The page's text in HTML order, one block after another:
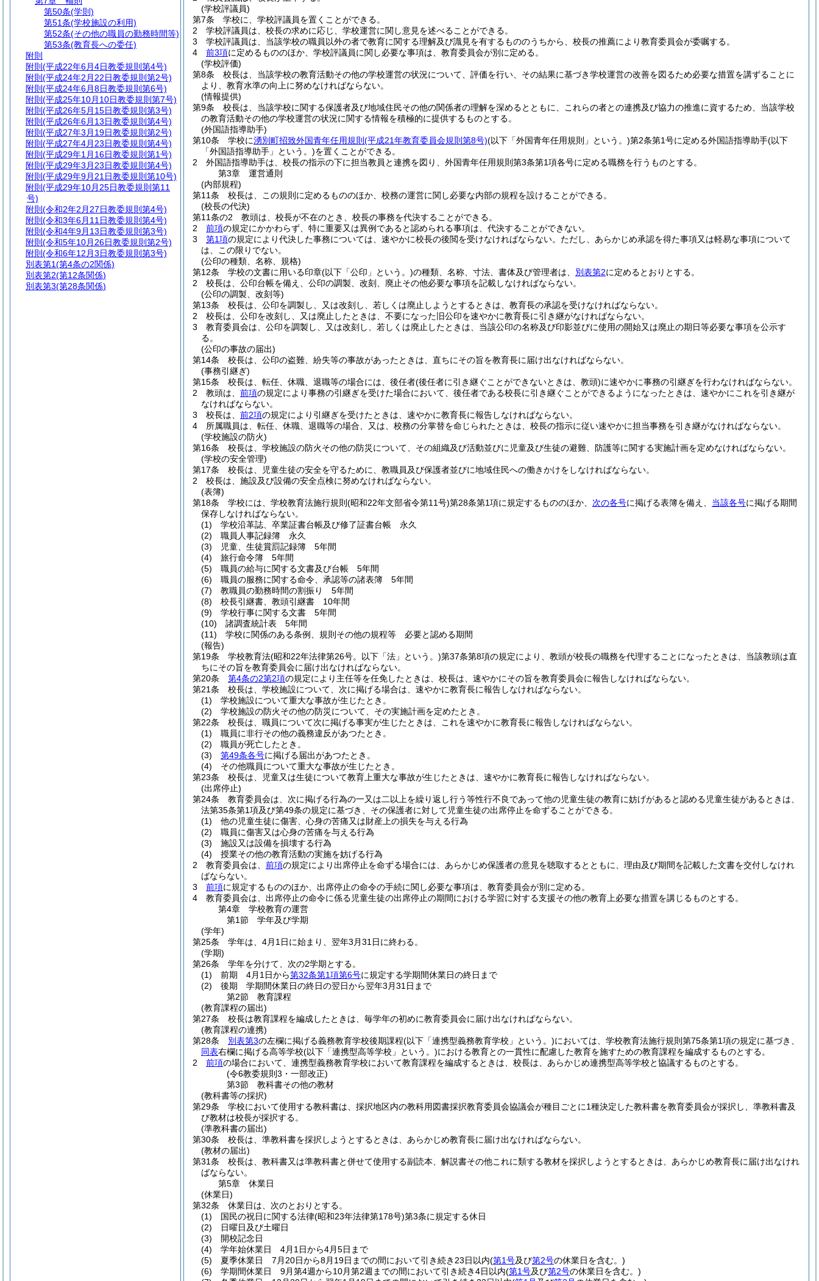
(学校評議員)
第7条
学校に、学校評議員を置くことができる。
2
学校評議員は、校長の求めに応じ、学校運営に関し意見を述べることができる。
3
学校評議員は、当該学校の職員以外の者で教育に関する理解及び識見を有するもののうちから、校長の推薦により教育委員会が委嘱する。
4
前3項に定めるもののほか、学校評議員に関し必要な事項は、教育委員会が別に定める。
(学校評価)
第8条
校長は、当該学校の教育活動その他の学校運営の状況について、評価を行い、その結果に基づき学校運営の改善を図るため必要な措置を講ずることに
より、教育水準の向上に努めなければならない。
(情報提供)
第9条
校長は、当該学校に関する保護者及び地域住民その他の関係者の理解を深めるとともに、これらの者との連携及び協力の推進に資するため、当該学校
の教育活動その他の学校運営の状況に関する情報を積極的に提供するものとする。
(外国語指導助手)
第10条
学校に湧別町招致外国青年任用規則 (平成21年教育委員会規則第8号)(以下「外国青年任用規則」という。)第2条第1号に定める外国語指導助手(以下
「外国語指導助手」という。)を置くことができる。
2
外国語指導助手は、校長の指示の下に担当教員と連携を図り、外国青年任用規則第3条第1項各号に定める職務を行うものとする。
第3章
運営通則
(内部規程)
第11条
校長は、この規則に定めるもののほか、校務の運営に関し必要な内部の規程を設けることができる。
(校長の代決)
第11条の2
教頭は、校長が不在のとき、校長の事務を代決することができる。
2
前項の規定にかかわらず、特に重要又は異例であると認められる事項は、代決することができない。
3
第1項の規定により代決した事務については、速やかに校長の後閲を受けなければならない。 ただし、あらかじめ承認を得た事項又は軽易な事項について
は、この限りでない。
(公印の種類、名称、規格)
第12条
学校の文書に用いる印章(以下「公印」という。)の種類、名称、寸法、書体及び管理者は、 別表第2に定めるとおりとする。
2
校長は、公印台帳を備え、公印の調製、改刻、廃止その他必要な事項を記載しなければならない。
(公印の調製、改刻等)
第13条
校長は、公印を調製し、又は改刻し、若しくは廃止しようとするときは、教育長の承認を受けなければならない。
2
校長は、公印を改刻し、又は廃止したときは、不要になった旧公印を速やかに教育長に引き継がなければならない。
3
教育委員会は、公印を調製し、又は改刻し、若しくは廃止したときは、当該公印の名称及び印影並びに使用の開始又は廃止の期日等必要な事項を公示す
る。
(公印の事故の届出)
第14条
校長は、公印の盗難、紛失等の事故があったときは、直ちにその旨を教育長に届け出なければならない。
(事務引継ぎ)
第15条
校長は、転任、休職、退職等の場合には、後任者(後任者に引き継ぐことができないときは、教頭)に速やかに事務の引継ぎを行わなければならない。
2
教頭は、 前項の規定により事務の引継ぎを受けた場合において、後任者である校長に引き継ぐことができるようになったときは、速やかにこれを引き継が
なければならない。
3
校長は、 前2項の規定により引継ぎを受けたときは、速やかに教育長に報告しなければならない。
4
所属職員は、転任、休職、退職等の場合、又は、校務の分掌替を命じられたときは、校長の指示に従い速やかに担当事務を引き継がなければならない。
(学校施設の防火)
第16条
校長は、学校施設の防火その他の防災について、その組織及び活動並びに児童及び生徒の避難、防護等に関する実施計画を定めなければならない。
(学校の安全管理)
第17条
校長は、児童生徒の安全を守るために、教職員及び保護者並びに地域住民への働きかけをしなければならない。
2
校長は、施設及び設備の安全点検に努めなければならない。
(表簿)
第18条
学校には、学校教育法施行規則 (昭和22年文部省令第11号)第28条第1項に規定するもののほか、 次の各号に掲げる表簿を備え、 当該各号に掲げる期間
保存しなければならない。
(1)
学校沿革誌、卒業証書台帳及び修了証書台帳 永久
(2)
職員人事記録簿 永久
(3)
児童、生徒賞罰記録簿 5年間
(4)
旅行命令簿 5年間
(5)
職員の給与に関する文書及び台帳 5年間
(6)
職員の服務に関する命令、承認等の諸表簿 5年間
(7)
教職員の勤務時間の割振り 5年間
(8)
校長引継書、教頭引継書 10年間
(9)
学校行事に関する文書 5年間
(10)
諸調査統計表 5年間
(11)
学校に関係のある条例、規則その他の規程等 必要と認める期間
(報告)
第19条
学校教育法(昭和22年法律第26号。以下「法」という。)第37条第8項の規定により、教頭が校長の職務を代理することになったときは、当該教頭は直
ちにその旨を教育委員会に届け出なければならない。
第20条
第4条の2第2項の規定により主任等を任免したときは、校長は、速やかにその旨を教育委員会に報告しなければならない。
第21条
校長は、学校施設について、次に掲げる場合は、速やかに教育長に報告しなければならない。
(1)
学校施設について重大な事故が生じたとき。
(2)
学校施設の防火その他の防災について、その実施計画を定めたとき。
第22条
校長は、職員について次に掲げる事実が生じたときは、これを速やかに教育長に報告しなければならない。
(1)
職員に非行その他の義務違反があつたとき。
(2)
職員が死亡したとき。
(3)
第49条各号に掲げる届出があつたとき。
(4)
その他職員について重大な事故が生じたとき。
第23条
校長は、児童又は生徒について教育上重大な事故が生じたときは、速やかに教育長に報告しなければならない。
(出席停止)
第24条
教育委員会は、次に掲げる行為の一又は二以上を繰り返し行う等性行不良であって他の児童生徒の教育に妨げがあると認める児童生徒があるときは、
法第35条第1項及び第49条の規定に基づき、その保護者に対して児童生徒の出席停止を命ずることができる。
(1)
他の児童生徒に傷害、心身の苦痛又は財産上の損失を与える行為
(2)
職員に傷害又は心身の苦痛を与える行為
(3)
施設又は設備を損壊する行為
(4)
授業その他の教育活動の実施を妨げる行為
2
教育委員会は、 前項の規定により出席停止を命ずる場合には、あらかじめ保護者の意見を聴取するとともに、理由及び期間を記載した文書を交付しなけれ
ばならない。
3
前項に規定するもののほか、出席停止の命令の手続に関し必要な事項は、教育委員会が別に定める。
4
教育委員会は、出席停止の命令に係る児童生徒の出席停止の期間における学習に対する支援その他の教育上必要な措置を講じるものとする。
第4章
学校教育の運営
第1節
学年及び学期
(学年)
第25条
学年は、4月1日に始まり、翌年3月31日に終わる。
(学期)
第26条
学年を分けて、次の2学期とする。
(1)
前期 4月1日から第32条第1項第6号に規定する学期間休業日の終日まで
(2)
後期 学期間休業日の終日の翌日から翌年3月31日まで
第2節
教育課程
(教育課程の届出)
第27条
校長は教育課程を編成したときは、毎学年の初めに教育委員会に届け出なければならない。
(教育課程の連携)
第28条
別表第3の左欄に掲げる義務教育学校後期課程(以下「連携型義務教育学校」という。)においては、学校教育法施行規則第75条第1項の規定に基づき、
同表右欄に掲げる高等学校(以下「連携型高等学校」という。)における教育との一貫性に配慮した教育を施すための教育課程を編成するものとする。
2
前項の場合において、連携型義務教育学校において教育課程を編成するときは、校長は、あらかじめ連携型高等学校と協議するものとする。
(令6教委規則3・一部改正)
第3節
教科書その他の教材
(教科書等の採択)
第29条
学校において使用する教科書は、採択地区内の教科用図書採択教育委員会協議会が種目ごとに1種決定した教科書を教育委員会が採択し、準教科書及
び教材は校長が採択する。
(準教科書の届出)
第30条
校長は、準教科書を採択しようとするときは、あらかじめ教育長に届け出なければならない。
(教材の届出)
第31条
校長は、教科書又は準教科書と併せて使用する副読本、解説書その他これに類する教材を採択しようとするときは、あらかじめ教育長に届け出なけれ
ばならない。
第5章
休業日
(休業日)
第32条
休業日は、次のとおりとする。
(1)
国民の祝日に関する法律(昭和23年法律第178号)第3条に規定する休日
(2)
日曜日及び土曜日
(3)
開校記念日
(4)
学年始休業日 4月1日から4月5日まで
(5)
夏季休業日 7月20日から8月19日までの間において引き続き23日以内(第1号及び第2号の休業日を含む。)
(6)
学期間休業日 9月第4週から10月第2週までの間において引き続き4日以内(第1号及び第2号の休業日を含む。)
第50条(学則)
第51条(学校施設の利用)
第52条(その他の職員の勤務時間等)
第53条(教育長への委任)
附則
附則 (平成22年6月4日教委規則第4号)
附則 (平成24年2月22日教委規則第2号)
附則 (平成24年6月8日教委規則第6号)
附則 (平成25年10月10日教委規則第7号)
附則 (平成26年5月15日教委規則第3号)
附則 (平成26年6月13日教委規則第4号)
附則 (平成27年3月19日教委規則第2号)
附則 (平成27年4月23日教委規則第4号)
附則 (平成29年1月16日教委規則第1号)
附則 (平成29年3月23日教委規則第4号)
附則 (平成29年9月21日教委規則第10号)
附則 (平成29年10月25日教委規則第11
号)
附則 (令和2年2月27日教委規則第4号)
附則 (令和3年6月11日教委規則第4号)
附則 (令和4年9月13日教委規則第3号)
附則 (令和5年10月26日教委規則第2号)
附則 (令和6年12月3日教委規則第3号)
別表第1(第4条の2関係)
別表第2(第12条関係)
別表第3(第28条関係)